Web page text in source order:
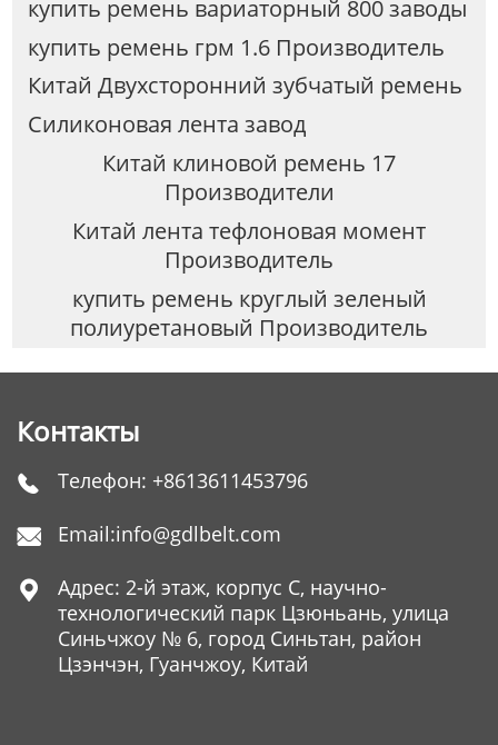
купить ремень вариаторный 800 заводы
купить ремень грм 1.6 Производитель
Китай Двухсторонний зубчатый ремень
Силиконовая лента завод
Китай клиновой ремень 17
Производители
Китай лента тефлоновая момент
Производитель
купить ремень круглый зеленый
полиуретановый Производитель
Контакты
 Телефон: +8613611453796
 Email:info@gdlbelt.com

Адрес: 2-й этаж, корпус C, научно-
технологический парк Цзюньань, улица
Синьчжоу № 6, город Синьтан, район
Цзэнчэн, Гуанчжоу, Китай